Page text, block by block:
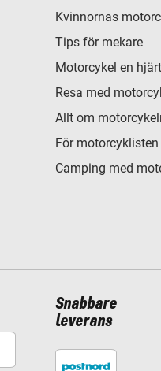
Kvinnornas
Tips för mekare
Motorcykel en
Resa med
Allt om
För motorcyklisten
Camping med
Snabbare
leverans